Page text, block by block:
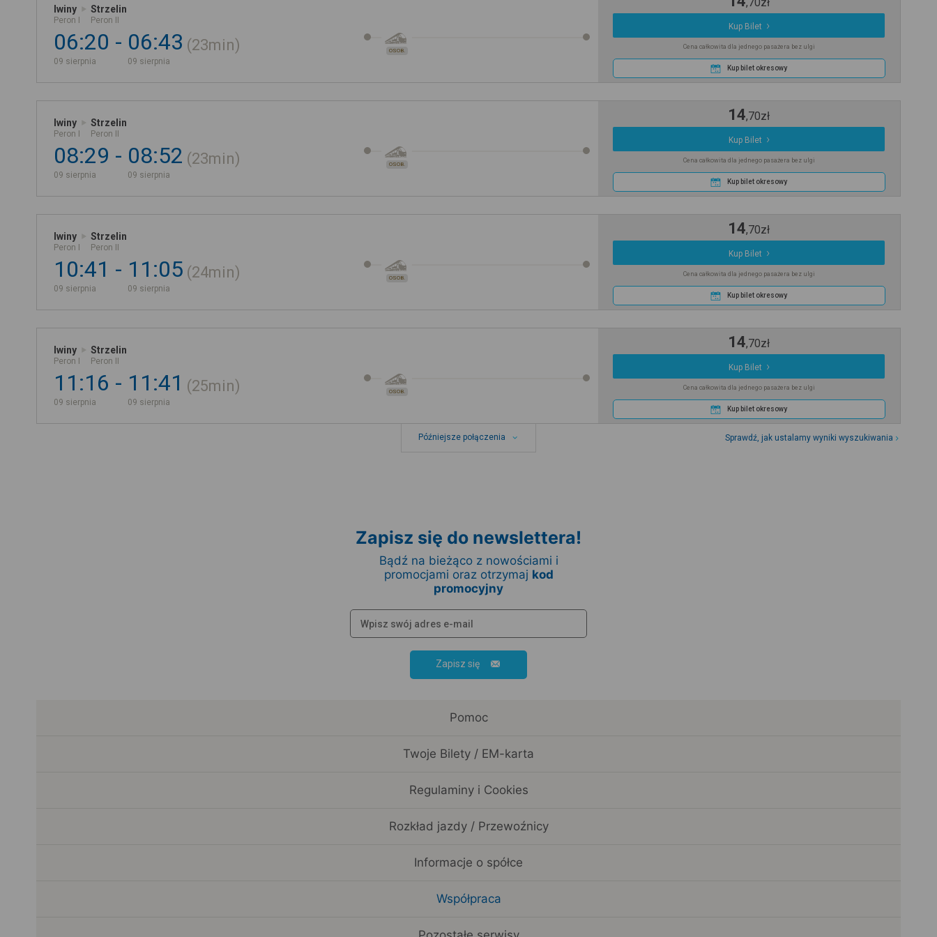
Iwiny
Peron I
Strzelin
Peron II
06:20
09 sierpnia
06:43
09 sierpnia
23min OSOB.
,70zł
Kup Bilet
Cena całkowita dla jednego pasażera bez ulgi
Kup bilet okresowy
Iwiny
Peron I
Strzelin
Peron II
08:29
09 sierpnia
08:52
09 sierpnia
23min OSOB.
14,70zł
Kup Bilet
Cena całkowita dla jednego pasażera bez ulgi
Kup bilet okresowy
Iwiny
Peron I
Strzelin
Peron II
10:41
09 sierpnia
11:05
09 sierpnia
24min OSOB.
14,70zł
Kup Bilet
Cena całkowita dla jednego pasażera bez ulgi
Kup bilet okresowy
Iwiny
Peron I
Strzelin
Peron II
11:16
09 sierpnia
11:41
09 sierpnia
25min OSOB.
14,70zł
Kup Bilet
Cena całkowita dla jednego pasażera bez ulgi
Kup bilet okresowy
Późniejsze połączenia Sprawdź, jak ustalamy wyniki wyszukiwania
Zapisz się do newslettera!
Bądź na bieżąco z nowościami i
promocjami oraz otrzymaj kod
promocyjny
Zapisz się
Pomoc
Twoje Bilety / EM-karta
Regulaminy i Cookies
Rozkład jazdy / Przewoźnicy
Informacje o spółce
Współpraca